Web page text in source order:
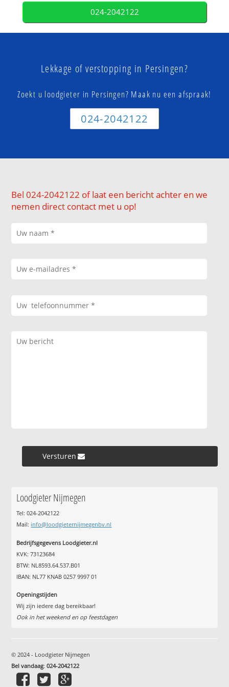
024-2042122
Lekkage of verstopping in Persingen?
Zoekt u loodgieter in Persingen? Maak nu een afspraak!
024-2042122
Bel 024-2042122 of laat een bericht achter en we
nemen direct contact met u op!
Versturen »
Loodgieter Nijmegen
Tel: 024-2042122
Mail: info@loodgieternijmegenbv.nl
Bedrijfsgegevens Loodgieter.nl
KVK: 73123684
BTW: NL8593.64.537.B01
IBAN: NL77 KNAB 0257 9997 01
Openingstijden
Wij zijn iedere dag bereikbaar!
Ook in het weekend en op feestdagen
© 2024 - Loodgieter Nijmegen
Bel vandaag:024-2042122